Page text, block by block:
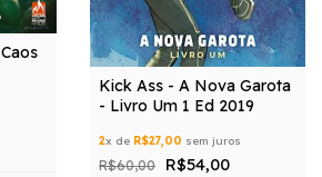
Kick Ass - A Nova Garota
- Livro Um 1 Ed 2019
2x de R$27,00 sem juros
R$60,00 R$54,00